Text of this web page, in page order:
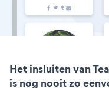
Het insluiten van
is nog nooit zo